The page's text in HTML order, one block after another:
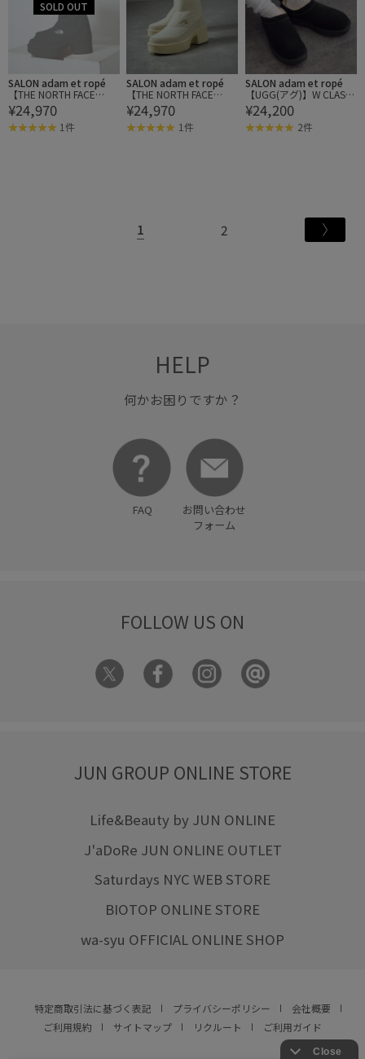
SALON adam et ropé
【THE NORTH FACE
（ザ・ノース・フェイ
ス）】カルミア ヌプシ
ブーツ ウォータープルー
¥24,970
1件
SALON adam et ropé
【THE NORTH FACE
（ザ・ノース・フェイ
ス）】カルミア ヌプシ
ブーツ ウォータープルー
¥24,970
1件
SALON adam et ropé
【UGG(アグ)】W CLASSI
C MICRO / クラシックマ
イクロ
¥24,200
2件
1 2
HELP
何かお困りですか？
FAQ
お問い合わせ
フォーム
FOLLOW US ON
JUN GROUP ONLINE STORE
Life&Beauty by JUN ONLINE
J'aDoRe JUN ONLINE OUTLET
Saturdays NYC WEB STORE
BIOTOP ONLINE STORE
wa-syu OFFICIAL ONLINE SHOP
特定商取引法に基づく表記 プライバシーポリシー
会社概要
ご利用規約
サイトマップ リクルート ご利用ガイド